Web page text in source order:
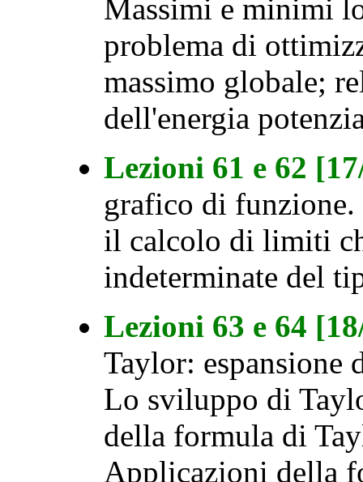
Massimi e minimi
problema di
massimo globale;
dell'energia
Lezioni 61 e 62
grafico di
il calcolo di limiti
indeterminate del
Lezioni 63 e 64
Taylor: espansione
Lo sviluppo di
della formula di
Applicazioni della